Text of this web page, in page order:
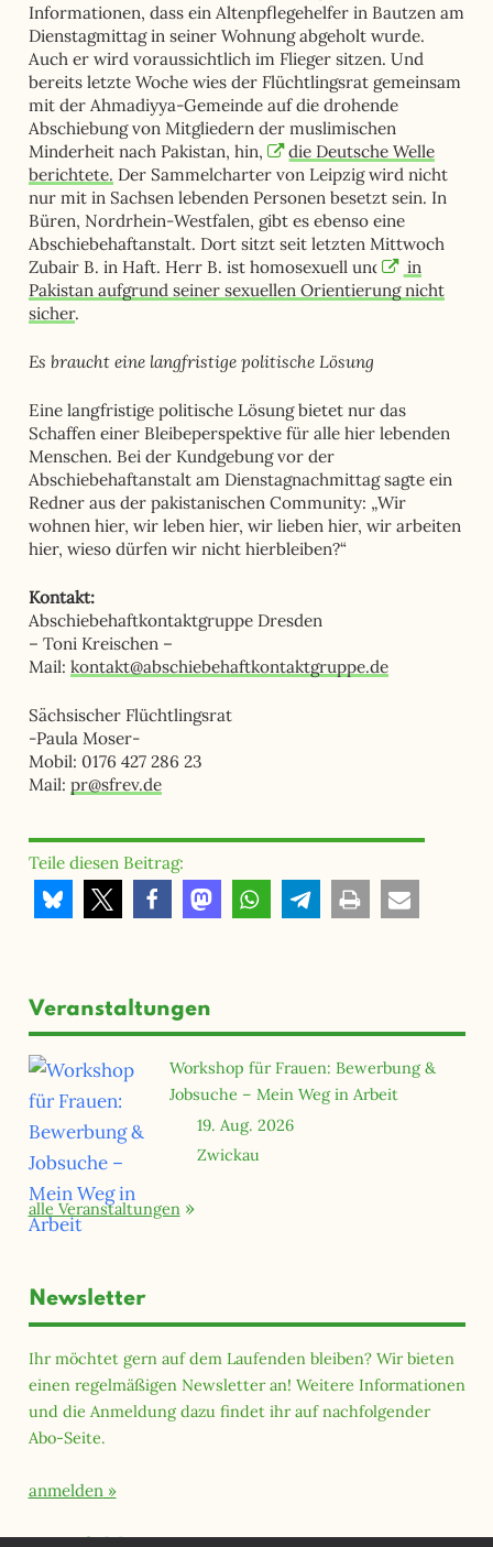
Informationen, dass ein Altenpflegehelfer in Bautzen am
Dienstagmittag in seiner Wohnung abgeholt wurde.
Auch er wird voraussichtlich im Flieger sitzen. Und
bereits letzte Woche wies der Flüchtlingsrat gemeinsam
mit der Ahmadiyya-Gemeinde auf die drohende
Abschiebung von Mitgliedern der muslimischen
Minderheit nach Pakistan, hin,
die Deutsche Welle
berichtete. Der Sammelcharter von Leipzig wird nicht
nur mit in Sachsen lebenden Personen besetzt sein. In
Büren, Nordrhein-Westfalen, gibt es ebenso eine
Abschiebehaftanstalt. Dort sitzt seit letzten Mittwoch
Zubair B. in Haft. Herr B. ist homosexuell und
in
Pakistan aufgrund seiner sexuellen Orientierung nicht
sicher.
Es braucht eine langfristige politische Lösung
Eine langfristige politische Lösung bietet nur das
Schaffen einer Bleibeperspektive für alle hier lebenden
Menschen. Bei der Kundgebung vor der
Abschiebehaftanstalt am Dienstagnachmittag sagte ein
Redner aus der pakistanischen Community: „Wir
wohnen hier, wir leben hier, wir lieben hier, wir arbeiten
hier, wieso dürfen wir nicht hierbleiben?“
Kontakt:
Abschiebehaftkontaktgruppe Dresden
– Toni Kreischen –
Mail: kontakt@abschiebehaftkontaktgruppe.de
Sächsischer Flüchtlingsrat
-Paula Moser-
Mobil: 0176 427 286 23
Mail: pr@sfrev.de
Teile diesen Beitrag:
Veranstaltungen
Workshop für Frauen: Bewerbung &
Jobsuche – Mein Weg in Arbeit
19. Aug. 2026
Zwickau
alle Veranstaltungen
Newsletter
Ihr möchtet gern auf dem Laufenden bleiben? Wir bieten
einen regelmäßigen Newsletter an! Weitere Informationen
und die Anmeldung dazu findet ihr auf nachfolgender
Abo-Seite.
anmelden